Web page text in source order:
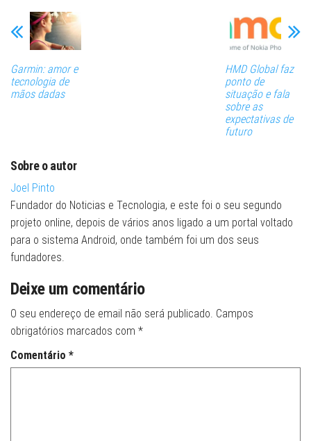
Garmin: amor e
tecnologia de
mãos dadas
HMD Global faz
ponto de
situação e fala
sobre as
expectativas de
futuro
Sobre o autor
Joel Pinto
Fundador do Noticias e Tecnologia, e este foi o seu segundo
projeto online, depois de vários anos ligado a um portal voltado
para o sistema Android, onde também foi um dos seus
fundadores.
Deixe um comentário
O seu endereço de email não será publicado. Campos
obrigatórios marcados com *
Comentário *